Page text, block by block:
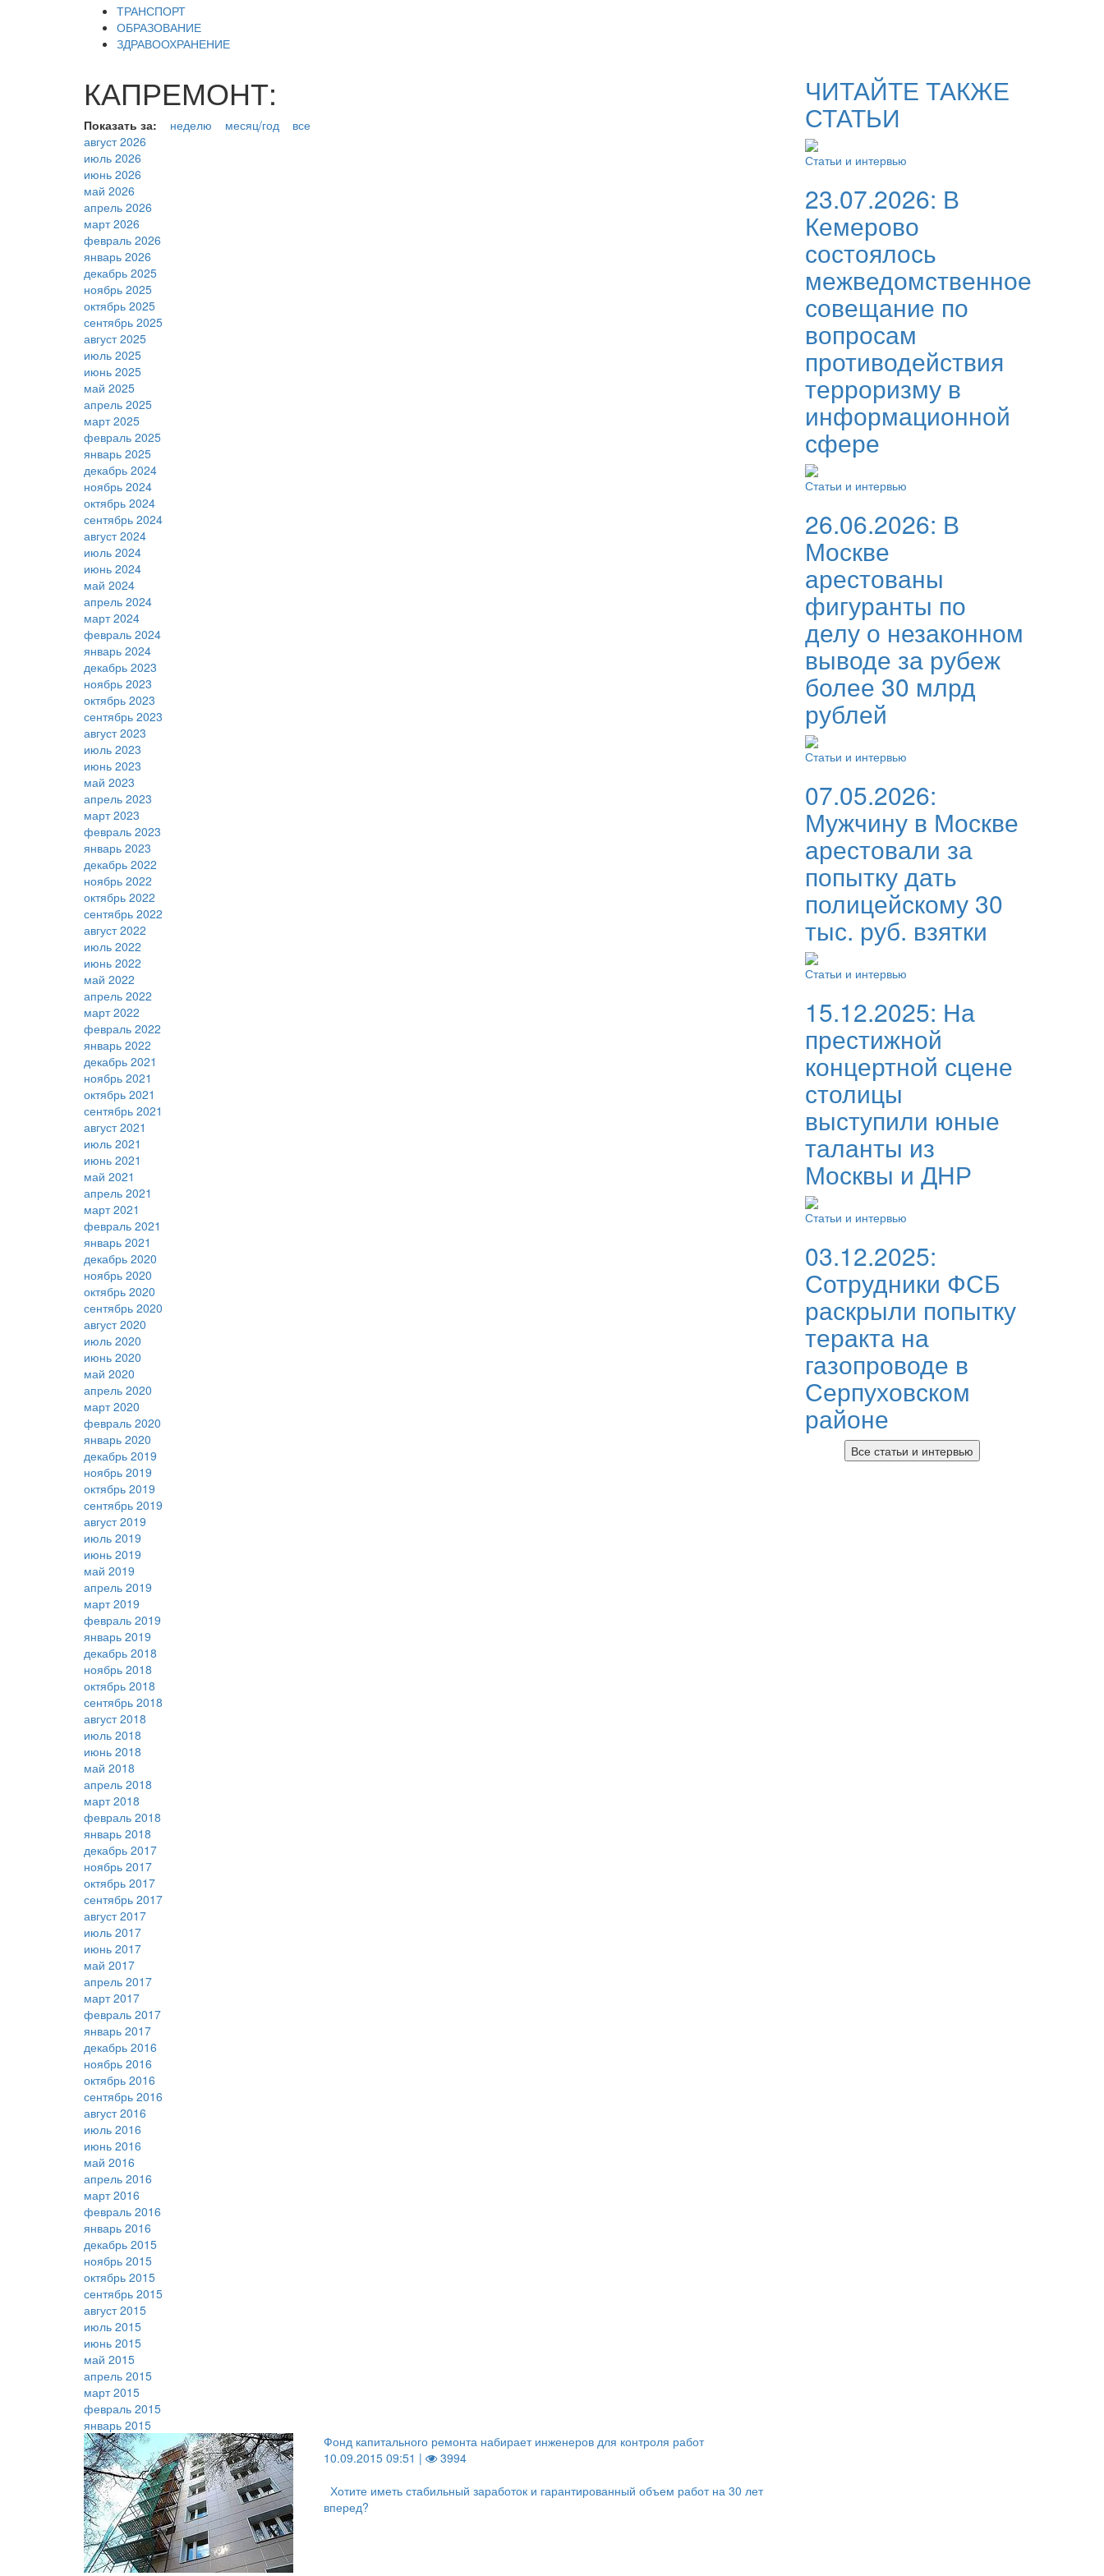
ТРАНСПОРТ
ОБРАЗОВАНИЕ
ЗДРАВООХРАНЕНИЕ
КАПРЕМОНТ:
Показать за: неделю месяц/год
все
август 2026
июль 2026
июнь 2026
май 2026
апрель 2026
март 2026
февраль 2026
январь 2026
декабрь 2025
ноябрь 2025
октябрь 2025
сентябрь 2025
август 2025
июль 2025
июнь 2025
май 2025
апрель 2025
март 2025
февраль 2025
январь 2025
декабрь 2024
ноябрь 2024
октябрь 2024
сентябрь 2024
август 2024
июль 2024
июнь 2024
май 2024
апрель 2024
март 2024
февраль 2024
январь 2024
декабрь 2023
ноябрь 2023
октябрь 2023
сентябрь 2023
август 2023
июль 2023
июнь 2023
май 2023
апрель 2023
март 2023
февраль 2023
январь 2023
декабрь 2022
ноябрь 2022
октябрь 2022
сентябрь 2022
август 2022
июль 2022
июнь 2022
май 2022
апрель 2022
март 2022
февраль 2022
январь 2022
декабрь 2021
ноябрь 2021
октябрь 2021
сентябрь 2021
август 2021
июль 2021
июнь 2021
май 2021
апрель 2021
март 2021
февраль 2021
январь 2021
декабрь 2020
ноябрь 2020
октябрь 2020
сентябрь 2020
август 2020
июль 2020
июнь 2020
май 2020
апрель 2020
март 2020
февраль 2020
январь 2020
декабрь 2019
ноябрь 2019
октябрь 2019
сентябрь 2019
август 2019
июль 2019
июнь 2019
май 2019
апрель 2019
март 2019
февраль 2019
январь 2019
декабрь 2018
ноябрь 2018
октябрь 2018
сентябрь 2018
август 2018
июль 2018
июнь 2018
май 2018
апрель 2018
март 2018
февраль 2018
январь 2018
декабрь 2017
ноябрь 2017
октябрь 2017
сентябрь 2017
август 2017
июль 2017
июнь 2017
май 2017
апрель 2017
март 2017
февраль 2017
январь 2017
декабрь 2016
ноябрь 2016
октябрь 2016
сентябрь 2016
август 2016
июль 2016
июнь 2016
май 2016
апрель 2016
март 2016
февраль 2016
январь 2016
декабрь 2015
ноябрь 2015
октябрь 2015
сентябрь 2015
август 2015
июль 2015
июнь 2015
май 2015
апрель 2015
март 2015
февраль 2015
январь 2015
Фонд капитального ремонта набирает инженеров для контроля работ
10.09.2015 09:51 |
3994
Хотите иметь стабильный заработок и гарантированный объем работ на 30 лет
вперед?
ЧИТАЙТЕ ТАКЖЕ
СТАТЬИ
Статьи и интервью
23.07.2026: В
Кемерово
состоялось
межведомственное
совещание по
вопросам
противодействия
терроризму в
информационной
сфере
Статьи и интервью
26.06.2026: В
Москве
арестованы
фигуранты по
делу о незаконном
выводе за рубеж
более 30 млрд
рублей
Статьи и интервью
07.05.2026:
Мужчину в Москве
арестовали за
попытку дать
полицейскому 30
тыс. руб. взятки
Статьи и интервью
15.12.2025: На
престижной
концертной сцене
столицы
выступили юные
таланты из
Москвы и ДНР
Статьи и интервью
03.12.2025:
Сотрудники ФСБ
раскрыли попытку
теракта на
газопроводе в
Серпуховском
районе
Все статьи и интервью